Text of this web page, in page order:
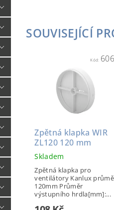
SOUVISEJÍCÍ
Kód:
Zpětná klapka WIR
ZL120 120 mm
Skladem
Zpětná klapka pro
ventilátory Kanlux
120mm Průměr
výstupního hrdla[mm]:...